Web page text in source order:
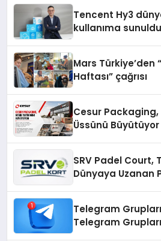
Tencent Hy3
kullanıma sunuldu
Mars Türkiye’den
Haftası” çağrısı
Cesur Packaging,
Üssünü Büyütüyor
SRV Padel Court,
Dünyaya Uzanan
Telegram
Telegram